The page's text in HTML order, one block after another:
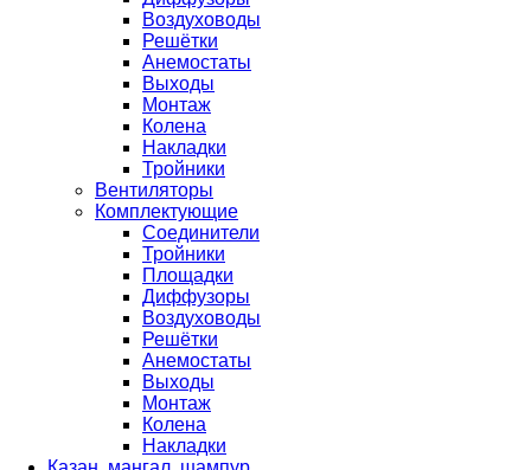
Воздуховоды
Решётки
Анемостаты
Выходы
Монтаж
Колена
Накладки
Тройники
Вентиляторы
Комплектующие
Соединители
Тройники
Площадки
Диффузоры
Воздуховоды
Решётки
Анемостаты
Выходы
Монтаж
Колена
Накладки